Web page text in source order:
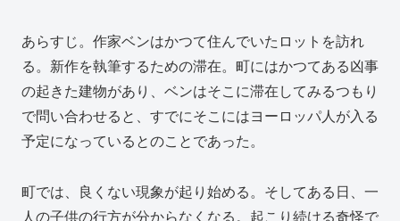
あらすじ。作家ベンはかつて住んでいたロットを訪れ
る。新作を執筆するための滞在。町にはかつてある凶事
の起きた建物があり、ベンはそこに滞在してみるつもり
で問い合わせると、すでにそこにはヨーロッパ人が入る
予定になっているとのことであった。
町では、良くない現象が起り始める。そしてある日、一
人の子供の行方が分からなくなる。起こり続ける奇怪で